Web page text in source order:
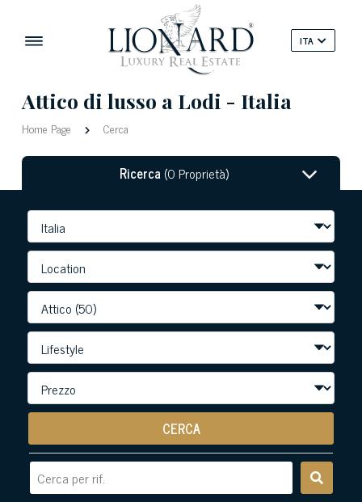
ITA
Attico di lusso a Lodi - Italia
Home Page Cerca
Ricerca(0 Proprietà)
CERCA